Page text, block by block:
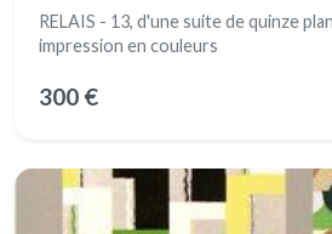
RELAIS - 13, d'une suite de quinze
impression en couleurs
300 €